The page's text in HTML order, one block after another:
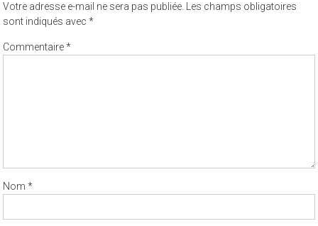
Votre adresse e-mail ne sera pas publiée. Les champs obligatoires
sont indiqués avec*
Commentaire*
Nom*